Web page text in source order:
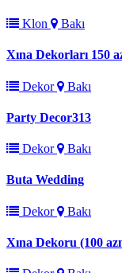
Klon Bakı
Xına Dekorları 150
Dekor Bakı
Party Decor313
Dekor Bakı
Buta Wedding
Dekor Bakı
Xına Dekoru (100